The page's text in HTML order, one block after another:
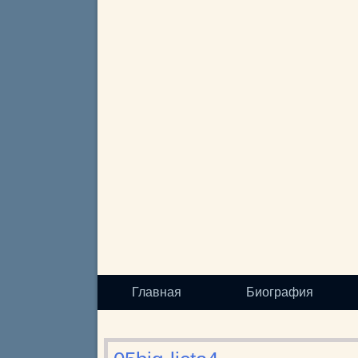
Главная Биография